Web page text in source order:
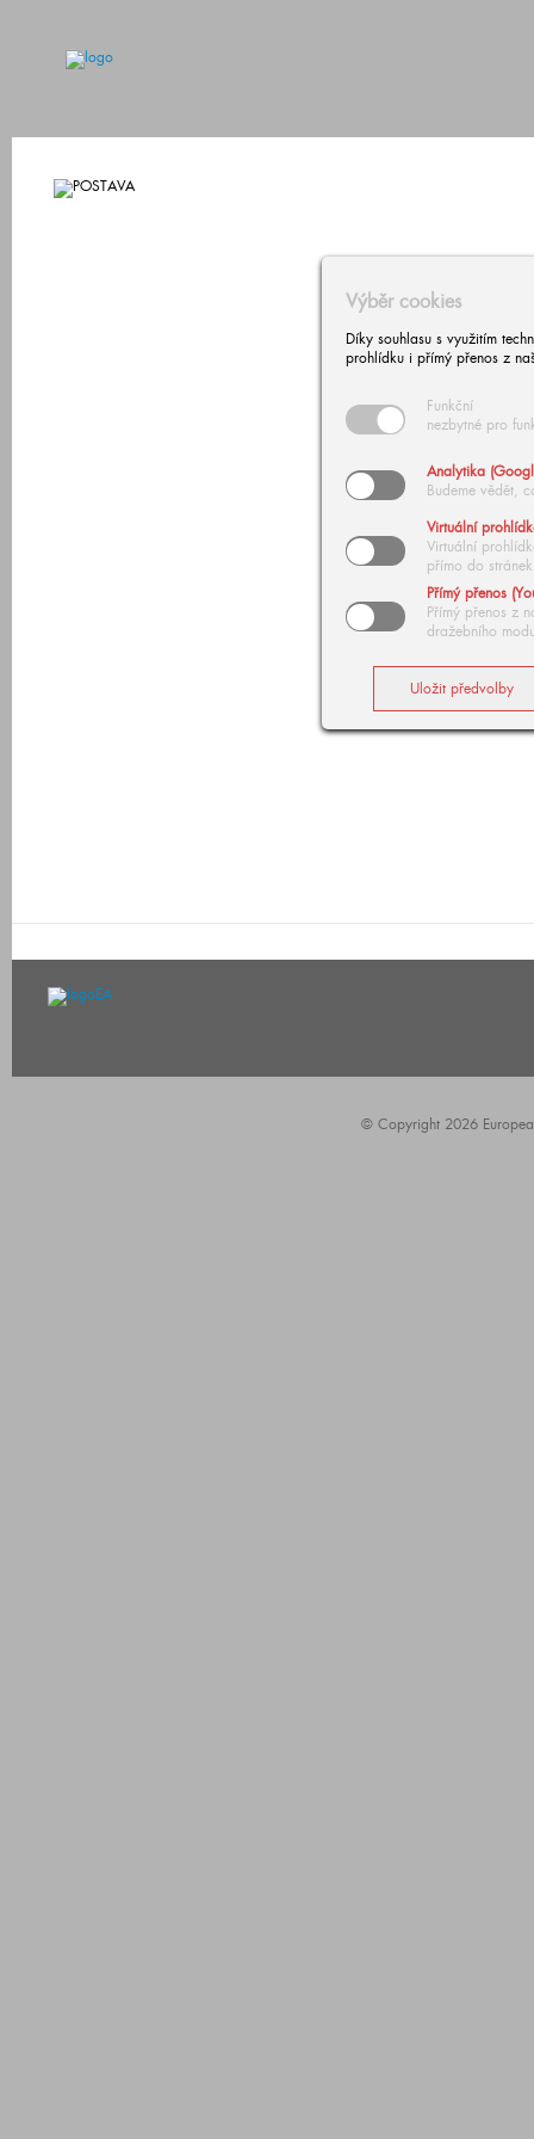
Výběr cookies
Díky souhlasu s využitím
prohlídku i přímý přenos z
Funkční
nezbytné pro
Analytika
Budeme vědět,
Virtuální
Virtuální
přímo do stránek
Přímý přenos
Přímý přenos z
dražebního
© Copyright 2026